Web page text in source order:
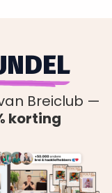
Breiclub —
korting